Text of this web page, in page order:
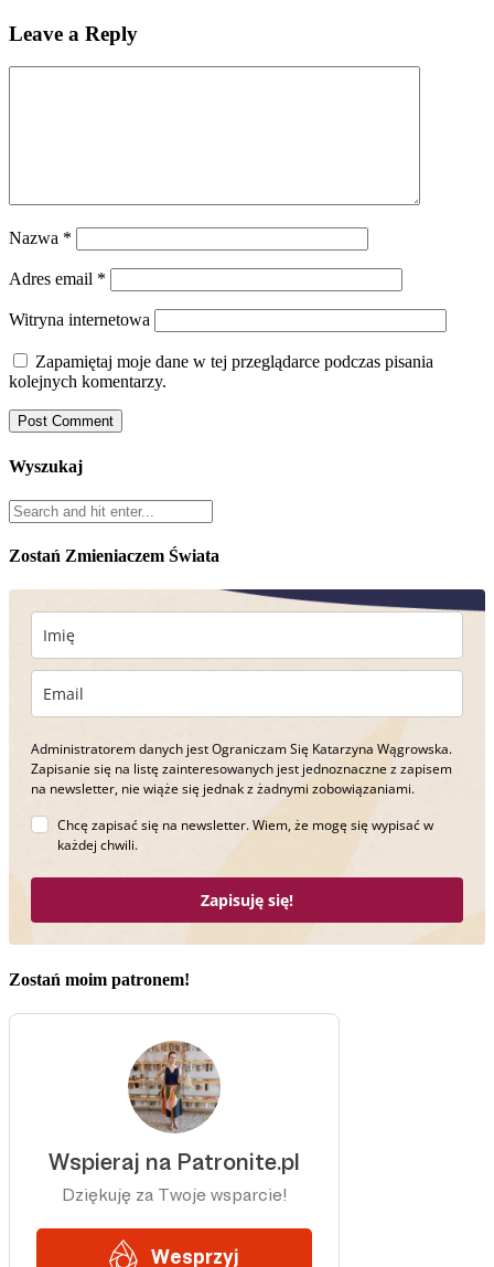
Leave a Reply
Nazwa *
Adres email *
Witryna internetowa
Zapamiętaj moje dane w tej przeglądarce podczas pisania
kolejnych komentarzy.
Wyszukaj
Zostań Zmieniaczem Świata
Administratorem danych jest Ograniczam Się Katarzyna Wągrowska.
Zapisanie się na listę zainteresowanych jest jednoznaczne z zapisem
na newsletter, nie wiąże się jednak z żadnymi zobowiązaniami.
Chcę zapisać się na newsletter. Wiem, że mogę się wypisać w
każdej chwili.
Zapisuję się!
Zostań moim patronem!